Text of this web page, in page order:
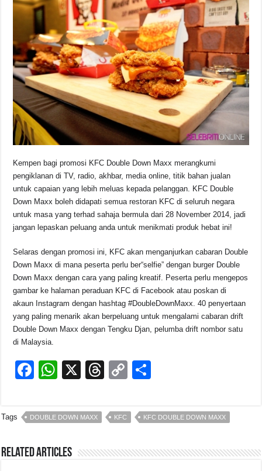
Kempen bagi promosi KFC Double Down Maxx merangkumi
pengiklanan di TV, radio, akhbar, media online, titik bahan jualan
untuk capaian yang lebih meluas kepada pelanggan. KFC Double
Down Maxx boleh didapati semua restoran KFC di seluruh negara
untuk masa yang terhad sahaja bermula dari 28 November 2014, jadi
jangan lepaskan peluang anda untuk menikmati produk hebat ini!
Selaras dengan promosi ini, KFC akan menganjurkan cabaran Double
Down Maxx di mana peserta perlu ber“selfie” dengan burger Double
Down Maxx dengan cara yang paling kreatif. Peserta perlu mengepos
gambar ke halaman peraduan KFC di Facebook atau poskan di
akaun Instagram dengan hashtag #DoubleDownMaxx. 40 penyertaan
yang paling menarik akan berpeluang untuk mengalami cabaran drift
Double Down Maxx dengan Tengku Djan, pelumba drift nombor satu
di Malaysia.
F
c
e
b
o
W
at
s
A
p
X
T
e
a
d
s
C
p
y
Li
n
ar
e
Tags DOUBLE DOWN MAXX KFC KFC DOUBLE DOWN MAXX
Related Articles